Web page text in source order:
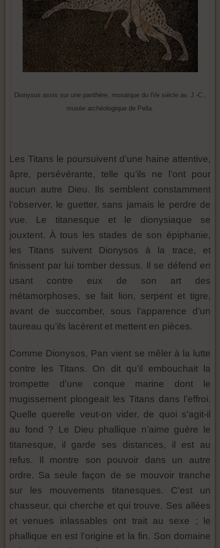
Dionysos assis sur une panthère, mosaïque du IVe siècle av. J.-C.,
musée archéologique de Pella.
Les Titans le poursuivent d’une haine attentive,
âpre, persévérante, telle qu’ils ne l’ont pour
aucun autre Dieu. Ils semblent constamment
l’observer, le guetter, sans jamais le perdre de
vue. Le titanesque et le dionysiaque se
jouxtent. À tous les stades de son épiphanie,
les Titans suivent Dionysos à la trace, et
finissent par lui tomber dessus. Il se défend en
usant contre eux de son art des
métamorphoses, se fait lion, serpent et tigre,
avant de succomber, sous l’apparence d’un
taureau qu’ils lacèrent et mettent en pièces.
Comme Dionysos, Pan vient se mêler à la lutte
contre les Titans. On dit qu’il embouchait la
trompette d’une conque marine dont le
mugissement plongeait les Titans dans l’effroi.
Quelle querelle veut-on vider, de quoi s’agit-il
au fond ? Le Dieu phallique n’aime guère le
titanesque, il garde ses distances, il est au
refus. Il montre son pouvoir dans un autre
ordre. Sa seule façon de se mouvoir tranche
sur les mouvements titanesques. C’est un
chasseur, qui cherche et qui trouve. Ses allées
et venues inlassables ont trait au sexe ; le
phallique en est l’origine et la fin. Son domaine